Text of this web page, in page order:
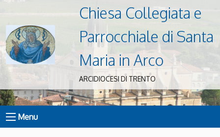
Chiesa Collegiata e
Parrocchiale di Santa
Maria in Arco
ARCIDIOCESI DI TRENTO
Menu